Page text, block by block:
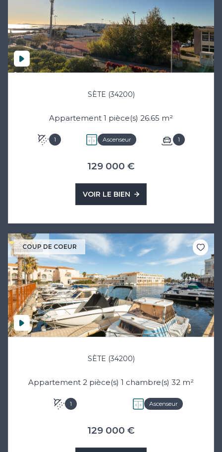
SÈTE (34200)
Appartement 1 pièce(s) 26.65 m²
1 Ascenseur 1
129 000 €
VOIR LE BIEN
COUP DE COEUR
SÈTE (34200)
Appartement 2 pièce(s) 1 chambre(s) 32 m²
1 Ascenseur
129 000 €